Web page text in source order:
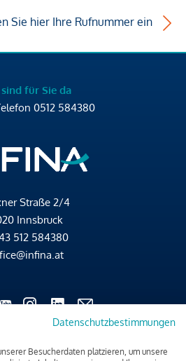
Sie hier Ihre Rufnummer ein
für Sie da
0512 584380
Straße 2/4
Innsbruck
512 584380
Impressum
Datenschutzbestimmungen
Besucherdaten platzieren, um unsere